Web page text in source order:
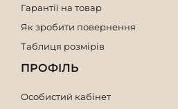
Гарантії на товар
Як зробити повернення
Таблиця розмірів
ПРОФІЛЬ
Особистий кабінет